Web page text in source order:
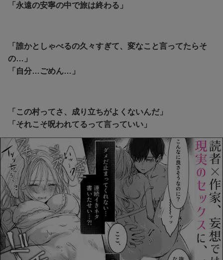
「永遠の安寧の中で旅は終わる」
「誰かとしゃべるの久々すぎて、変なこと言ってたらそ
の…」
「自分…ごめん…」
「この村ってさ、成り立ちがよくないんだ」
「それこそ呪われてるって言っていい」